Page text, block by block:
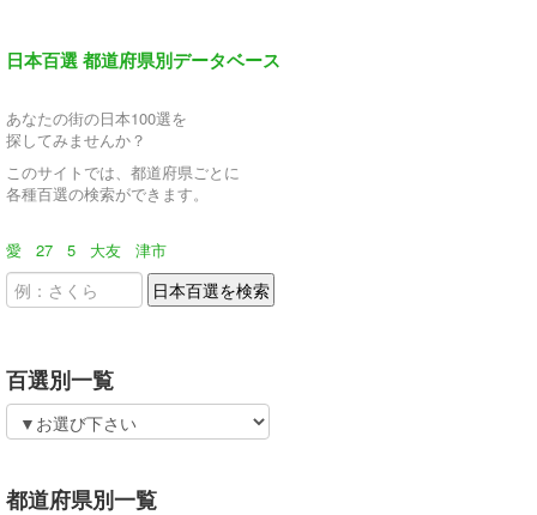
日本百選 都道府県別データベース
あなたの街の日本100選を
探してみませんか？
このサイトでは、都道府県ごとに
各種百選の検索ができます。
愛 27 5 大友 津市
百選別一覧
都道府県別一覧